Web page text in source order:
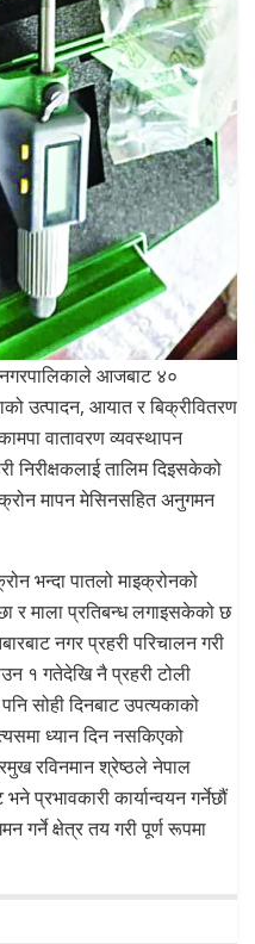
आजबाट ४०
उत्पादन, आयात र बिक्रीवितरण
वातावरण व्यवस्थापन
निरीक्षकलाई तालिम दिइसकेको
मापन मेसिनसहित अनुगमन
भन्दा पातलो माइक्रोनको
र माला प्रतिबन्ध लगाइसकेको छ
नगर प्रहरी परिचालन गरी
१ गतेदेखि नै प्रहरी टोली
सोही दिनबाट उपत्यकाको
ध्यान दिन नसकिएको
रविनमान श्रेष्ठले नेपाल
प्रभावकारी कार्यान्वयन गर्नेछौं
गर्ने क्षेत्र तय गरी पूर्ण रूपमा